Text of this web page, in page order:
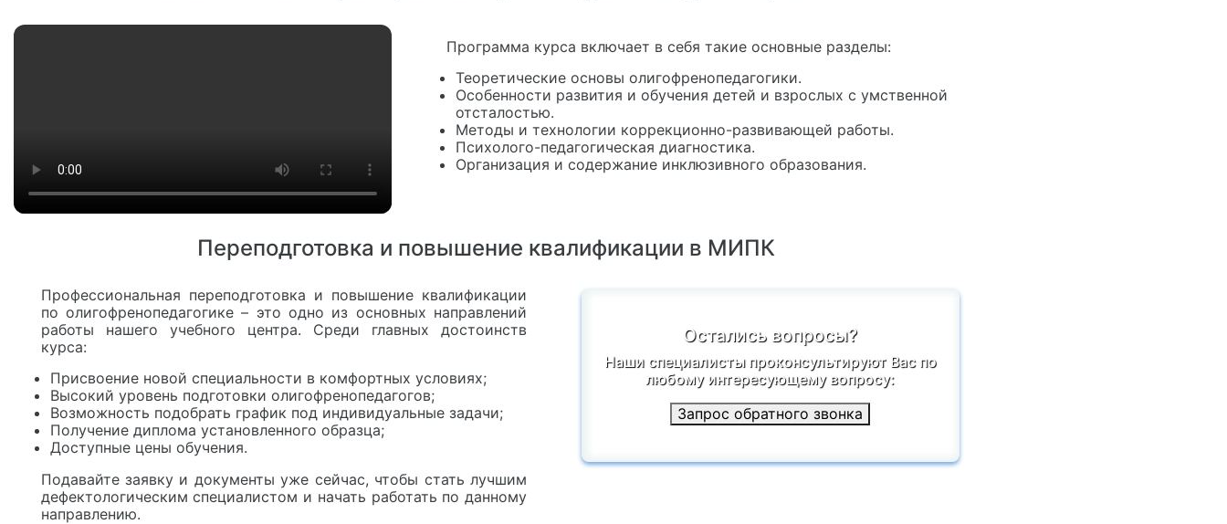
Программа курса включает в себя такие основные разделы:
Теоретические основы олигофренопедагогики.
Особенности развития и обучения детей и взрослых с умственной
отсталостью.
Методы и технологии коррекционно-развивающей работы.
Психолого-педагогическая диагностика.
Организация и содержание инклюзивного образования.
Переподготовка и повышение квалификации в МИПК
Профессиональная переподготовка и повышение квалификации
по олигофренопедагогике – это одно из основных направлений
работы нашего учебного центра. Среди главных достоинств
курса:
Присвоение новой специальности в комфортных условиях;
Высокий уровень подготовки олигофренопедагогов;
Возможность подобрать график под индивидуальные задачи;
Получение диплома установленного образца;
Доступные цены обучения.
Подавайте заявку и документы уже сейчас, чтобы стать лучшим
дефектологическим специалистом и начать работать по данному
направлению.
Остались вопросы?
Наши специалисты проконсультируют Вас по
любому интересующему вопросу:
Запрос обратного звонка